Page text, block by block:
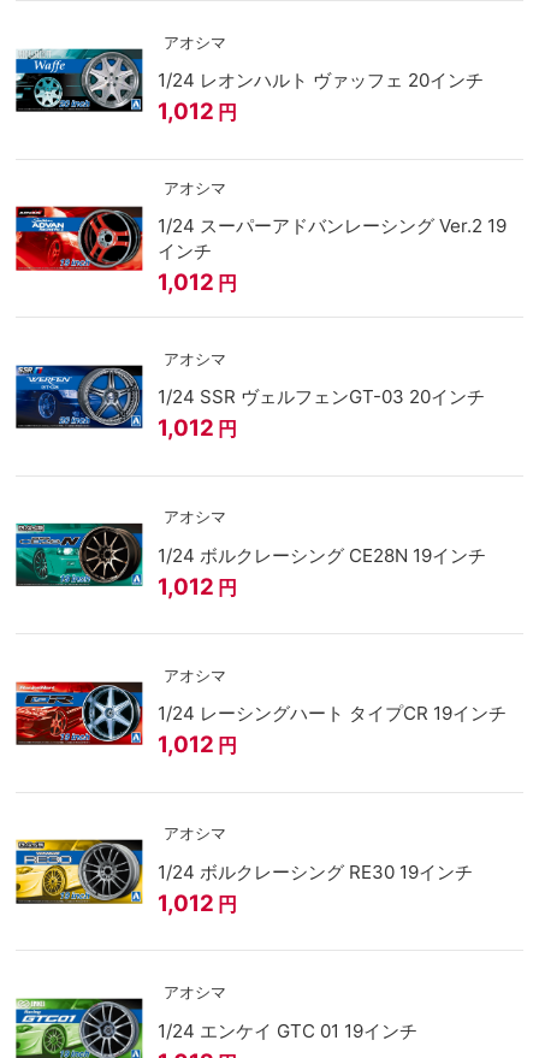
アオシマ
1/24 レオンハルト ヴァッフェ 20インチ
1,012 円
アオシマ
1/24 スーパーアドバンレーシング Ver.2 19
インチ
1,012 円
アオシマ
1/24 SSR ヴェルフェンGT-03 20インチ
1,012 円
アオシマ
1/24 ボルクレーシング CE28N 19インチ
1,012 円
アオシマ
1/24 レーシングハート タイプCR 19インチ
1,012 円
アオシマ
1/24 ボルクレーシング RE30 19インチ
1,012 円
アオシマ
1/24 エンケイ GTC 01 19インチ